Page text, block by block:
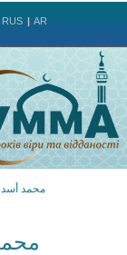
RUS AR
محمد أسد